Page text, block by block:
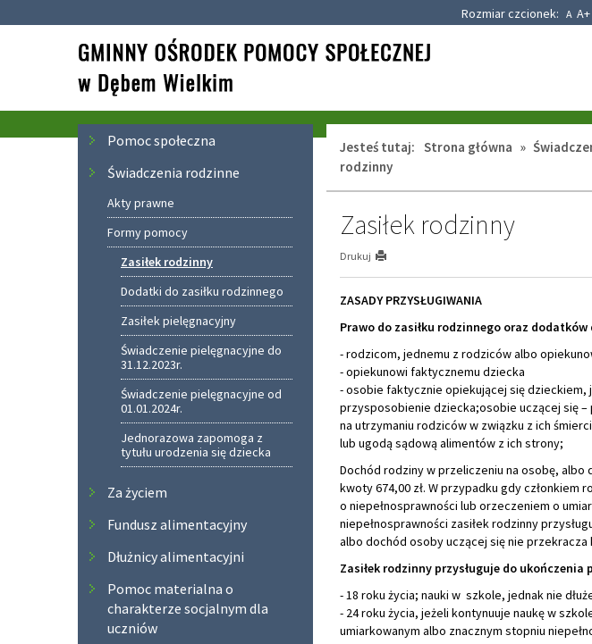
Rozmiar czcionek: A A+
MenuPomoc społeczna
Świadczenia rodzinne
Akty prawne
Formy pomocy
Zasiłek rodzinny
Dodatki do zasiłku rodzinnego
Zasiłek pielęgnacyjny
Świadczenie pielęgnacyjne do
31.12.2023r.
Świadczenie pielęgnacyjne od
01.01.2024r.
Jednorazowa zapomoga z
tytułu urodzenia się dziecka
Za życiem
Fundusz alimentacyjny
Dłużnicy alimentacyjni
Pomoc materialna o
charakterze socjalnym dla
uczniów
Jesteś tutaj: Strona główna »
rodzinny
Zasiłek rodzinny
Drukuj
ZASADY PRZYSŁUGIWANIA
Prawo do zasiłku rodzinnego oraz dodatków
- rodzicom, jednemu z rodziców albo
- opiekunowi faktycznemu dziecka
- osobie faktycznie opiekującej się dzieckiem,
przysposobienie dziecka;osobie uczącej się
na utrzymaniu rodziców w związku z ich
lub ugodą sądową alimentów z ich strony;
Dochód rodziny w przeliczeniu na osobę,
kwoty 674,00 zł. W przypadku gdy
o niepełnosprawności lub orzeczeniem o
niepełnosprawności zasiłek rodzinny
albo dochód osoby uczącej się nie przekracza
Zasiłek rodzinny przysługuje do ukończenia
- 18 roku życia; nauki w szkole, jednak nie
- 24 roku życia, jeżeli kontynuuje naukę w
umiarkowanym albo znacznym stopniu